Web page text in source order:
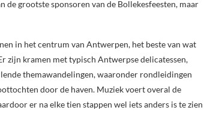
grootste sponsoren van de Bollekesfeesten, maar
in het centrum van Antwerpen, het beste van wat
zijn kramen met typisch Antwerpse delicatessen,
themawandelingen, waaronder rondleidingen
door de haven. Muziek voert overal de
er na elke tien stappen wel iets anders is te zien